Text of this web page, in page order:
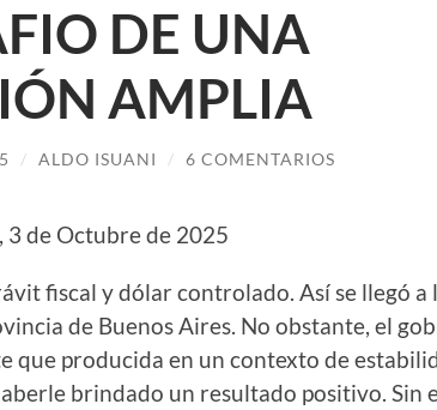
DE UNA
AMPLIA
/ ALDO ISUANI / 6 COMENTARIOS
de Octubre de 2025
fiscal y dólar controlado. Así se llegó a
de Buenos Aires. No obstante, el
que producida en un contexto de
brindado un resultado positivo. Sin